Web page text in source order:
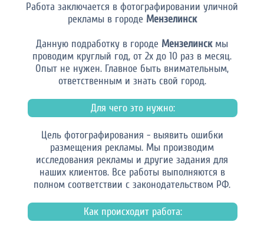
Работа заключается в фотографировании уличной
рекламы в городе Мензелинск
Данную подработку в городе Мензелинскмы
проводим круглый год, от 2х до 10 раз в месяц.
Опыт не нужен. Главное быть внимательным,
ответственным и знать свой город.
Для чего это нужно:
Цель фотографирования - выявить ошибки
размещения рекламы. Мы производим
исследования рекламы и другие задания для
наших клиентов. Все работы выполняются в
полном соответствии с законодательством РФ.
Как происходит работа: